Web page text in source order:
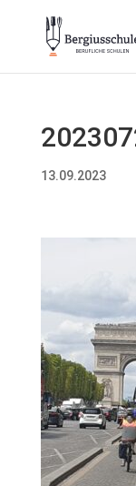
13.09.2023